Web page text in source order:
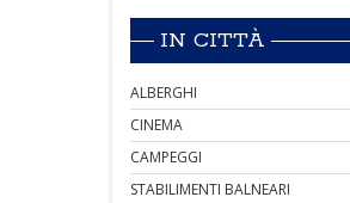
IN CITTÀ
ALBERGHI
CINEMA
CAMPEGGI
STABILIMENTI BALNEARI